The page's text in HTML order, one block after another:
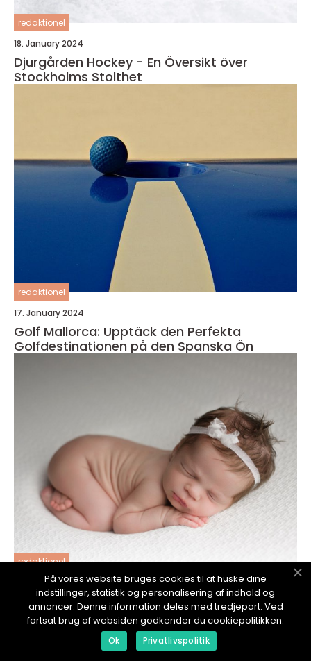
redaktionel
18. January 2024
Djurgården Hockey - En Översikt över
Stockholms Stolthet
redaktionel
17. January 2024
Golf Mallorca: Upptäck den Perfekta
Golfdestinationen på den Spanska Ön
redaktionel
17. January 2024
Curling damer: En Grundlig Översikt
På vores website bruges cookies til at huske dine
indstillinger, statistik og personalisering af indhold og
annoncer. Denne information deles med tredjepart. Ved
fortsat brug af websiden godkender du cookiepolitikken.
Ok Privatlivspolitik